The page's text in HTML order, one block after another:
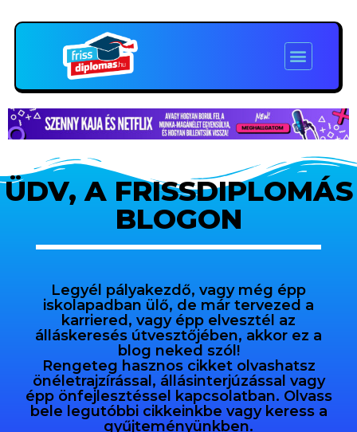
ÜDV, A FRISSDIPLOMÁS
BLOGON
Legyél pályakezdő, vagy még épp
iskolapadban ülő, de már tervezed a
karriered, vagy épp elvesztél az
álláskeresés útvesztőjében, akkor ez a
blog neked szól!
Rengeteg hasznos cikket olvashatsz
önéletrajzírással, állásinterjúzással vagy
épp önfejlesztéssel kapcsolatban. Olvass
bele legutóbbi cikkeinkbe vagy keress a
gyűjteményünkben.